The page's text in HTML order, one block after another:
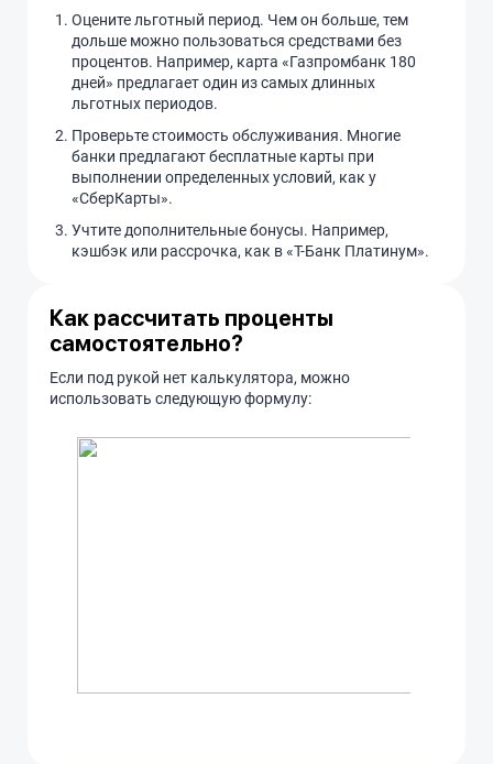
Оцените льготный период. Чем он больше, тем
дольше можно пользоваться средствами без
процентов. Например, карта «Газпромбанк 180
дней» предлагает один из самых длинных
льготных периодов.
Проверьте стоимость обслуживания. Многие
банки предлагают бесплатные карты при
выполнении определенных условий, как у
«СберКарты».
Учтите дополнительные бонусы. Например,
кэшбэк или рассрочка, как в «Т-Банк Платинум».
Как рассчитать проценты
самостоятельно?
Если под рукой нет калькулятора, можно
использовать следующую формулу: